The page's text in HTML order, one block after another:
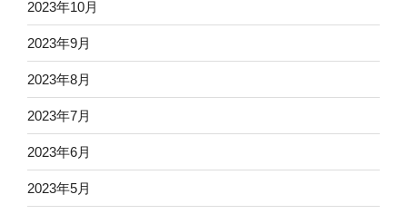
2023年10月
2023年9月
2023年8月
2023年7月
2023年6月
2023年5月